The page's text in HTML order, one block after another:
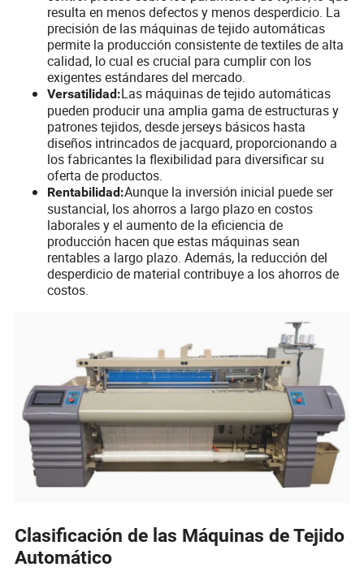
resulta en menos defectos y menos desperdicio. La
precisión de las máquinas de tejido automáticas
permite la producción consistente de textiles de alta
calidad, lo cual es crucial para cumplir con los
exigentes estándares del mercado.
Versatilidad:Las máquinas de tejido automáticas
pueden producir una amplia gama de estructuras y
patrones tejidos, desde jerseys básicos hasta
diseños intrincados de jacquard, proporcionando a
los fabricantes la flexibilidad para diversificar su
oferta de productos.
Rentabilidad:Aunque la inversión inicial puede ser
sustancial, los ahorros a largo plazo en costos
laborales y el aumento de la eficiencia de
producción hacen que estas máquinas sean
rentables a largo plazo. Además, la reducción del
desperdicio de material contribuye a los ahorros de
costos.
Clasificación de las Máquinas de Tejido
Automático